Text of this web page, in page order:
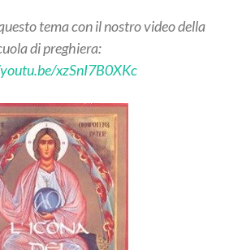
tema con il nostro video della
di preghiera:
xzSnI7B0XKc